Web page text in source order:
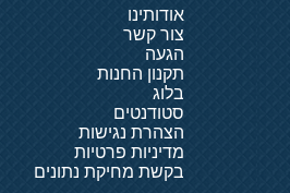
אודותינו
צור קשר
הגעה
תקנון החנות
בלוג
סטודנטים
הצהרת נגישות
מדיניות פרטיות
בקשת מחיקת נתונים